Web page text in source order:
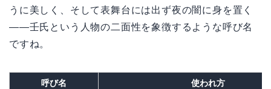
うに美しく、そして表舞台には出ず夜の闇に身を置く
——壬氏という人物の二面性を象徴するような呼び名
ですね。
呼び名 使われ方